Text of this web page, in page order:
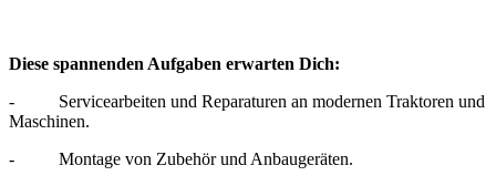
Diese spannenden Aufgaben erwarten Dich:
- Servicearbeiten und Reparaturen an modernen Traktoren und
Maschinen.
- Montage von Zubehör und Anbaugeräten.